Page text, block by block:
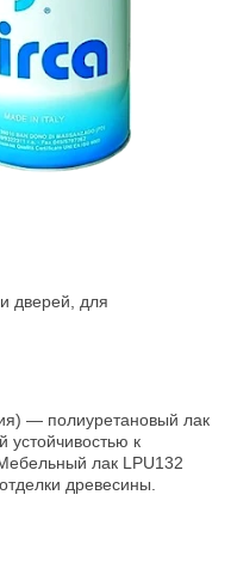
дверей, для
— полиуретановый лак
устойчивостью к
лак LPU132
древесины.